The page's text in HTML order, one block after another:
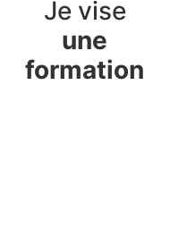
Je vise
une
formation